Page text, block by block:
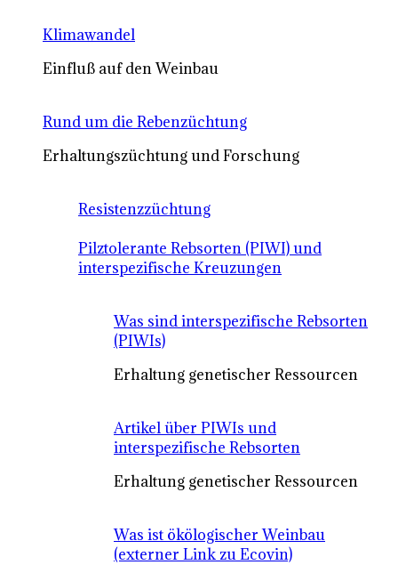
Klimawandel
Einfluß auf den Weinbau
Rund um die Rebenzüchtung
Erhaltungszüchtung und Forschung
Resistenzzüchtung
Pilztolerante Rebsorten (PIWI) und
interspezifische Kreuzungen
Was sind interspezifische Rebsorten
(PIWIs)
Erhaltung genetischer Ressourcen
Artikel über PIWIs und
interspezifische Rebsorten
Erhaltung genetischer Ressourcen
Was ist ökölogischer Weinbau
(externer Link zu Ecovin)